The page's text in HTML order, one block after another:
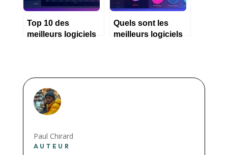
Top 10 des
meilleurs logiciels
Quels sont les
meilleurs logiciels
Paul Chirard
AUTEUR